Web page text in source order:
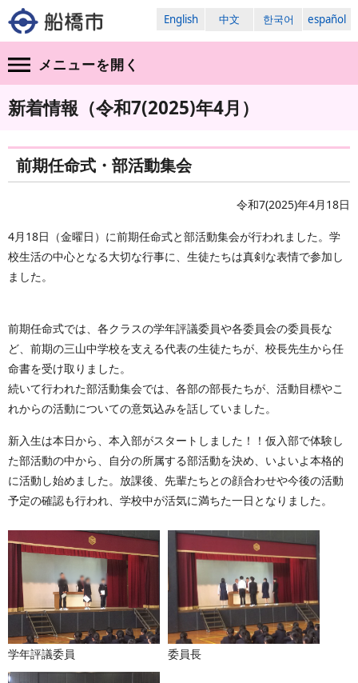
English 中文 한국어 español
メニューを開く
新着情報（令和7(2025)年4月）
前期任命式・部活動集会
令和7(2025)年4月18日
4月18日（金曜日）に前期任命式と部活動集会が行われました。学
校生活の中心となる大切な行事に、生徒たちは真剣な表情で参加し
ました。
前期任命式では、各クラスの学年評議委員や各委員会の委員長な
ど、前期の三山中学校を支える代表の生徒たちが、校長先生から任
命書を受け取りました。
続いて行われた部活動集会では、各部の部長たちが、活動目標やこ
れからの活動についての意気込みを話していました。
新入生は本日から、本入部がスタートしました！！仮入部で体験し
た部活動の中から、自分の所属する部活動を決め、いよいよ本格的
に活動し始めました。放課後、先輩たちとの顔合わせや今後の活動
予定の確認も行われ、学校中が活気に満ちた一日となりました。
学年評議委員 委員長